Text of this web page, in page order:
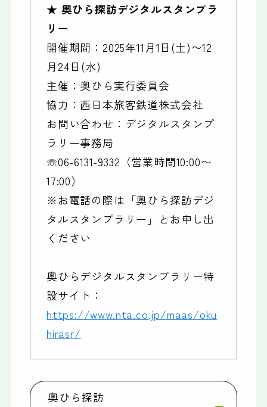
★ 奥ひら探訪デジタルスタンプラ
リー
開催期間：2025年11月1日(土)〜12
月24日(水)
主催：奥ひら実行委員会
協力：西日本旅客鉄道株式会社
お問い合わせ：デジタルスタンプ
ラリー事務局
☏06-6131-9332（営業時間10:00〜
17:00）
※お電話の際は「奥ひら探訪デジ
タルスタンプラリー」とお申し出
ください
奥ひらデジタルスタンプラリー特
設サイト：
https://www.nta.co.jp/maas/oku
hirasr/
奥ひら探訪